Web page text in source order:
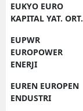
EUKYO EURO
KAPITAL YAT. ORT.
EUPWR
EUROPOWER
ENERJI
EUREN EUROPEN
ENDUSTRI